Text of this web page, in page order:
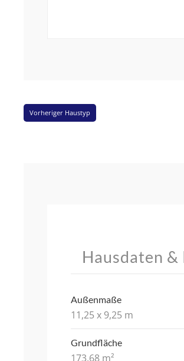
Vorheriger Haustyp
Hausdaten &
Außenmaße
11,25 x 9,25 m
Grundfläche
173,68 m²